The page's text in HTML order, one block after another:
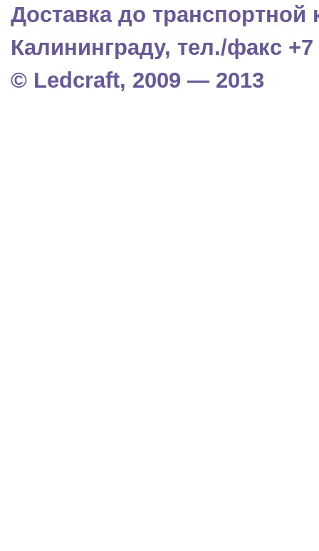
Доставка до
Калининграду, тел./факс +7
© Ledcraft, 2009 — 2013